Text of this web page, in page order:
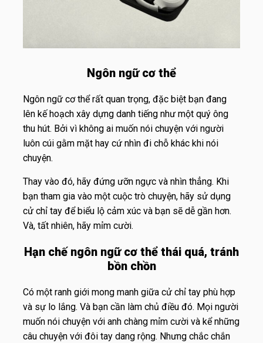
Ngôn ngữ cơ thể
Ngôn ngữ cơ thể rất quan trọng, đặc biệt bạn đang
lên kế hoạch xây dựng danh tiếng như một quý ông
thu hút. Bởi vì không ai muốn nói chuyện với người
luôn cúi gằm mặt hay cứ nhìn đi chỗ khác khi nói
chuyện.
Thay vào đó, hãy đứng ưỡn ngực và nhìn thẳng. Khi
bạn tham gia vào một cuộc trò chuyện, hãy sử dụng
cử chỉ tay để biểu lộ cảm xúc và bạn sẽ dễ gần hơn.
Và, tất nhiên, hãy mỉm cười.
Hạn chế ngôn ngữ cơ thể thái quá, tránh
bồn chồn
Có một ranh giới mong manh giữa cử chỉ tay phù hợp
và sự lo lắng. Và bạn cần làm chủ điều đó. Mọi người
muốn nói chuyện với anh chàng mỉm cười và kể những
câu chuyện với đôi tay dang rộng. Nhưng chắc chắn